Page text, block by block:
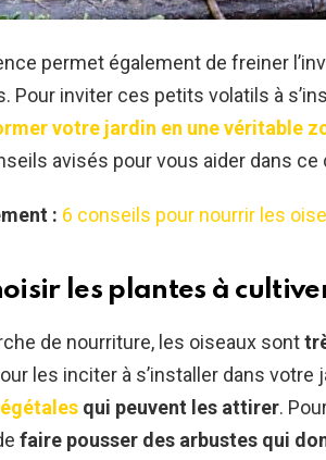
permet également de freiner
Pour inviter ces petits volatils à
votre jardin en une véritable
avisés pour vous aider dans ce
: 6 conseils pour nourrir les
les plantes à
de nourriture, les oiseaux sont
les inciter à s’installer dans votre
qui peuvent les attirer.
faire pousser des arbustes qui